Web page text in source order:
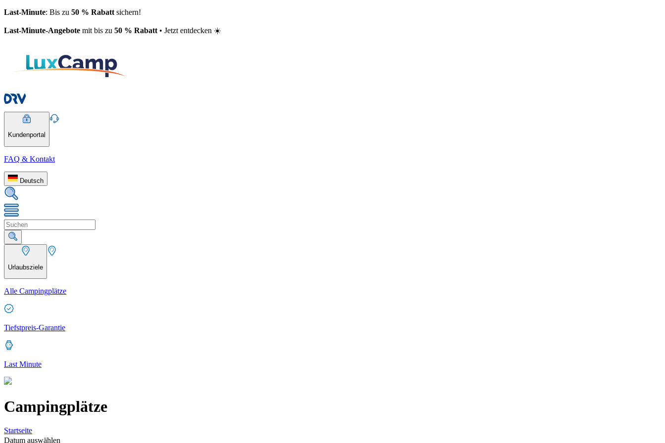
Last-Minute: Bis zu 50 % Rabatt sichern!
Last-Minute-Angebote mit bis zu 50 % Rabatt • Jetzt entdecken ☀️
Kundenportal
FAQ & Kontakt
Deutsch
Urlaubsziele
Alle Campingplätze
Tiefstpreis-Garantie
Last Minute
Campingplätze
Startseite
Datum auswählen